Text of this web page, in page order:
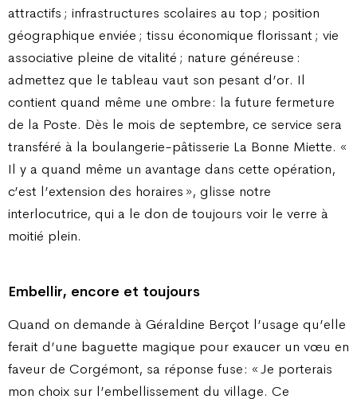
attractifs ; infrastructures scolaires au top ; position
géographique enviée ; tissu économique florissant ; vie
associative pleine de vitalité ; nature généreuse :
admettez que le tableau vaut son pesant d’or. Il
contient quand même une ombre : la future fermeture
de la Poste. Dès le mois de septembre, ce service sera
transféré à la boulangerie-pâtisserie La Bonne Miette. «
Il y a quand même un avantage dans cette opération,
c’est l’extension des horaires », glisse notre
interlocutrice, qui a le don de toujours voir le verre à
moitié plein.
Embellir, encore et toujours
Quand on demande à Géraldine Berçot l’usage qu’elle
ferait d’une baguette magique pour exaucer un vœu en
faveur de Corgémont, sa réponse fuse : « Je porterais
mon choix sur l’embellissement du village. Ce